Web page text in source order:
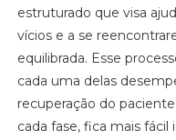
estruturado que visa
vícios e a se
equilibrada. Esse
cada uma delas
recuperação do
cada fase, fica mais